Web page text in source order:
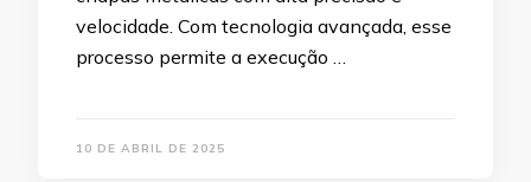
velocidade. Com tecnologia avançada, esse
processo permite a execução …
10 DE ABRIL DE 2025